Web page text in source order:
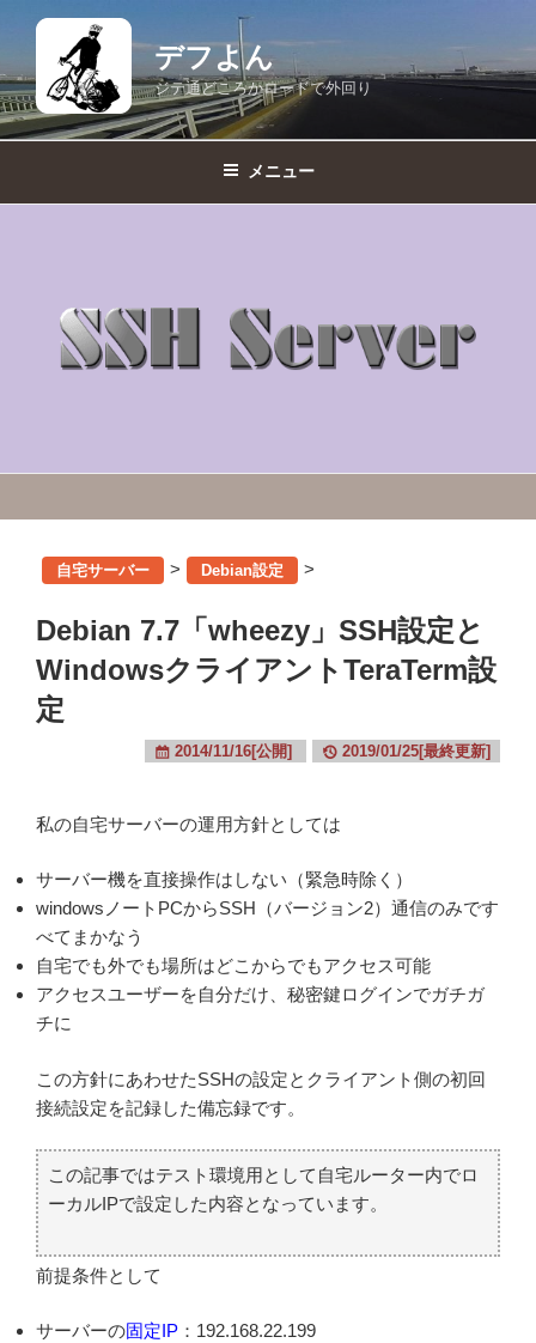
テ
ン
ツ
デフよん
ジテ通どころかロードで外回り
メニュー
自宅サーバー > Debian設定 >
Debian 7.7「wheezy」SSH設定と
WindowsクライアントTeraTerm設
定
2014/11/16[公開] 2019/01/25[最終更新]
私の自宅サーバーの運用方針としては
サーバー機を直接操作はしない（緊急時除く）
windowsノートPCからSSH（バージョン2）通信のみです
べてまかなう
自宅でも外でも場所はどこからでもアクセス可能
アクセスユーザーを自分だけ、秘密鍵ログインでガチガ
チに
この方針にあわせたSSHの設定とクライアント側の初回
接続設定を記録した備忘録です。
この記事ではテスト環境用として自宅ルーター内でロ
ーカルIPで設定した内容となっています。
前提条件として
サーバーの固定IP ：192.168.22.199